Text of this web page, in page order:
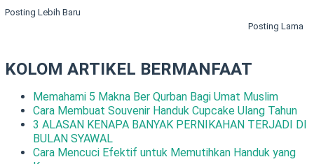
Posting Lebih Baru
Posting Lama
KOLOM ARTIKEL BERMANFAAT
Memahami 5 Makna Ber Qurban Bagi Umat Muslim
Cara Membuat Souvenir Handuk Cupcake Ulang Tahun
3 ALASAN KENAPA BANYAK PERNIKAHAN TERJADI DI
BULAN SYAWAL
Cara Mencuci Efektif untuk Memutihkan Handuk yang